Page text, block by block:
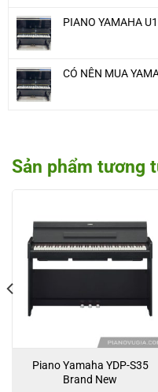
PIANO YAMAHA
CÓ NÊN MUA
Sản phẩm tương
Piano Yamaha YDP-S35
Brand New